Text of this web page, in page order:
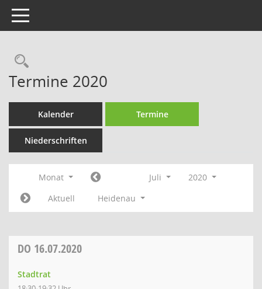
Toggle navigation
Rechercheauswahl
Termine 2020
Kalender Termine
Niederschriften
Monat Juli
2020
Aktuell
Heidenau
DO 16.07.2020
Stadtrat